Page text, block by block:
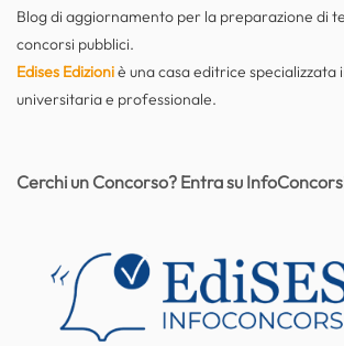
Blog di aggiornamento per la preparazione di
concorsi pubblici.
Edises Edizioniè una casa editrice specializzata
universitaria e professionale.
Cerchi un Concorso? Entra su